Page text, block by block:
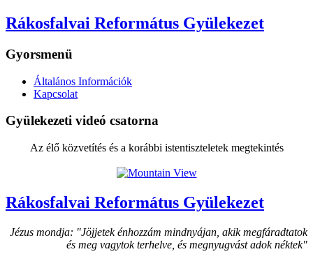
Rákosfalvai Református Gyülekezet
Gyorsmenü
Általános Információk
Kapcsolat
Gyülekezeti videó csatorna
Az élő közvetítés és a korábbi istentiszteletek megtekintés
Rákosfalvai Református Gyülekezet
Jézus mondja: "Jöjjetek énhozzám mindnyájan, akik megfáradtatok
és meg vagytok terhelve, és megnyugvást adok néktek"